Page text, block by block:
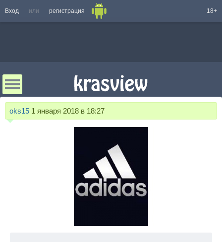
Вход или регистрация 18+
oks15 1 января 2018 в 18:27